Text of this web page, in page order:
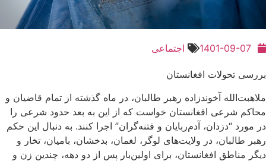
1401-09-07 اجتماعی
بررسی تحولات افغانستان
ملاهبت‌الله آخوندزاده رهبر طالبان، در ماه گذشته از تمام قاضیان و
محاکم شرعی افغانستان خواست که از این به بعد حدود شرعی را
در مورد “دزدان، آدم‌ربایان و فتنه‌گران” اجرا کنند. به دنبال این حکم
رهبر طالبان، در ولایت‌های لوگر، لغمان، بدخشان، بامیان، تخار و
دیگر مناطق افغانستان، برای اولین‌بار پس از دو دهه، چندین زن و